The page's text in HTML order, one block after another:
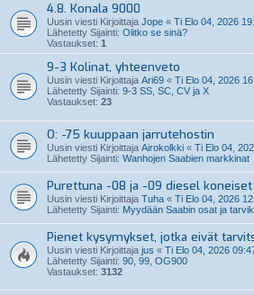
4.8. Konala 9000
Uusin viesti Kirjoittaja Jope « Ti Elo 04, 2026
Lähetetty Sijainti: Olitko se sinä?
Vastaukset: 1
9-3 Kolinat, yhteenveto
Uusin viesti Kirjoittaja Ari69 « Ti Elo 04, 2026
Lähetetty Sijainti: 9-3 SS, SC, CV ja X
Vastaukset: 23
O: -75 kuuppaan jarrutehostin
Uusin viesti Kirjoittaja Airokolkki « Ti Elo 04,
Lähetetty Sijainti: Wanhojen Saabien markkinat
Purettuna -08 ja -09 diesel
Uusin viesti Kirjoittaja Tuha « Ti Elo 04, 2026
Lähetetty Sijainti: Myydään Saabin osat ja
Pienet kysymykset, jotka eivät
Uusin viesti Kirjoittaja jus « Ti Elo 04, 2026
Lähetetty Sijainti: 90, 99, OG900
Vastaukset: 3132